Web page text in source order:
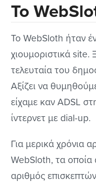
Το
Το WebSloth ήταν
χιουμοριστικά site.
τελευταία του
Αξίζει να
είχαμε καν ADSL
ίντερνετ με dial-up.
Για μερικά χρόνια
WebSloth, τα οποία
αριθμός